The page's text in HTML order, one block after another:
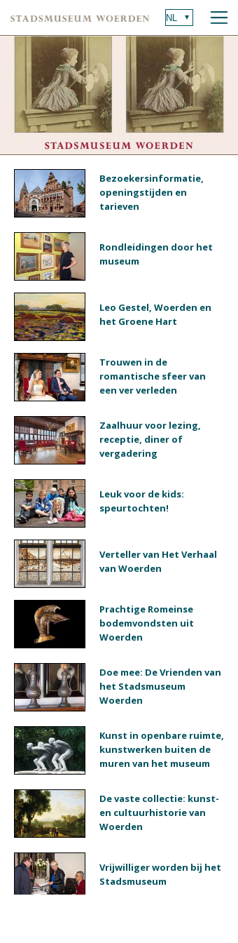
Bezoekersinformatie,
openingstijden en
tarieven
Rondleidingen door het
museum
Leo Gestel, Woerden en
het Groene Hart
Trouwen in de
romantische sfeer van
een ver verleden
Zaalhuur voor lezing,
receptie, diner of
vergadering
Leuk voor de kids:
speurtochten!
Verteller van Het Verhaal
van Woerden
Prachtige Romeinse
bodemvondsten uit
Woerden
Doe mee: De Vrienden van
het Stadsmuseum
Woerden
Kunst in openbare ruimte,
kunstwerken buiten de
muren van het museum
De vaste collectie: kunst-
en cultuurhistorie van
Woerden
Vrijwilliger worden bij het
Stadsmuseum